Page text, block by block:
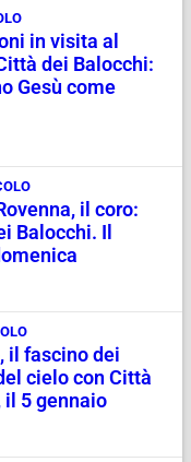
in visita al
dei Balocchi:
Gesù come
il coro:
Balocchi. Il
il fascino dei
cielo con Città
il 5 gennaio